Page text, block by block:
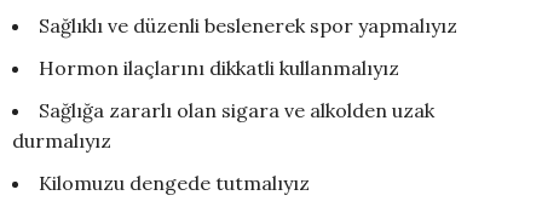
Sağlıklı ve düzenli beslenerek spor yapmalıyız
Hormon ilaçlarını dikkatli kullanmalıyız
Sağlığa zararlı olan sigara ve alkolden uzak
durmalıyız
Kilomuzu dengede tutmalıyız